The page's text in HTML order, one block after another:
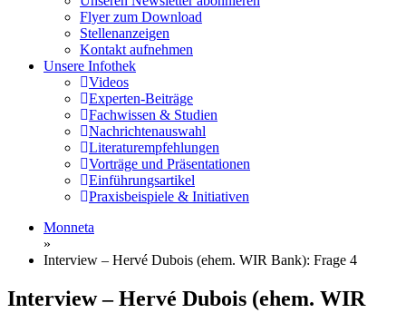
Flyer zum Download
Stellenanzeigen
Kontakt aufnehmen
Unsere Infothek
Videos
Experten-Beiträge
Fachwissen & Studien
Nachrichtenauswahl
Literaturempfehlungen
Vorträge und Präsentationen
Einführungsartikel
Praxisbeispiele & Initiativen
Monneta
»
Interview – Hervé Dubois (ehem. WIR Bank): Frage 4
Interview – Hervé Dubois (ehem. WIR